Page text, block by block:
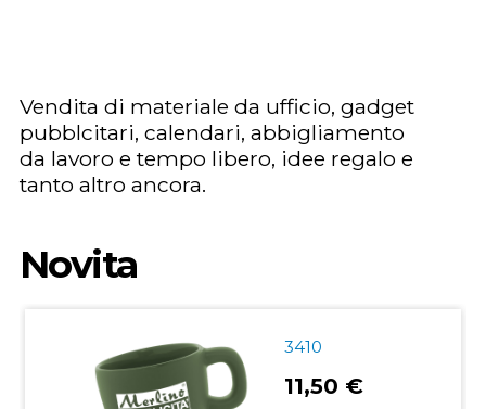
Vendita di materiale da ufficio, gadget
pubblcitari, calendari, abbigliamento
da lavoro e tempo libero, idee regalo e
tanto altro ancora.
Novita
3410
11,50 €